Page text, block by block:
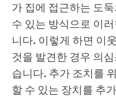
가 집에 접근하는 도
수 있는 방식으로 이
니다. 이렇게 하면 이
것을 발견한 경우 의
습니다. 추가 조치를
할 수 있는 장치를 추